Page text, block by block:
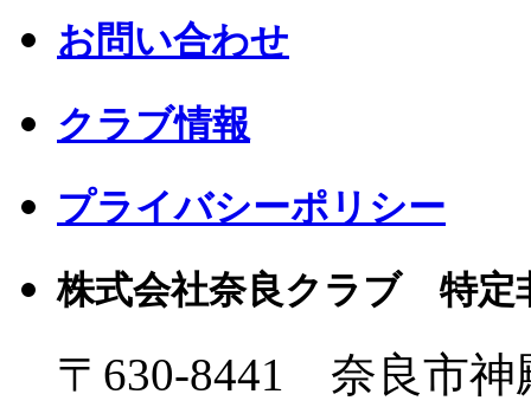
お問い合わせ
クラブ情報
プライバシーポリシー
株式会社奈良クラブ 特定
〒630-8441 奈良市